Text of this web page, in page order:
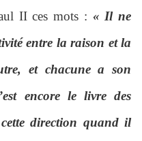
II ces mots : « Il ne
entre la raison et la
et chacune a son
encore le livre des
direction quand il